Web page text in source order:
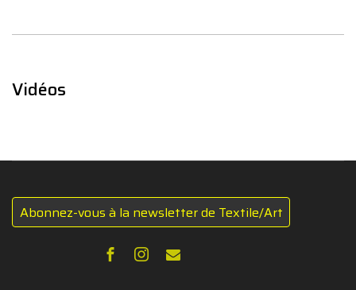
Vidéos
Abonnez-vous à la newsletter de Textile/Art